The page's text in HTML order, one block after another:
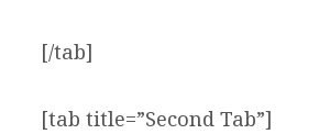
[/tab]
[tab title=”Second Tab”]